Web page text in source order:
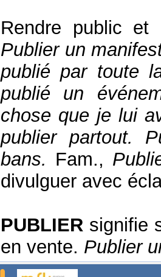
Rendre public
Publier un
publié par toute
publié un
chose que je lui
publier partout.
bans. Fam.,
divulguer avec
PUBLIER signifie
en vente. Publier